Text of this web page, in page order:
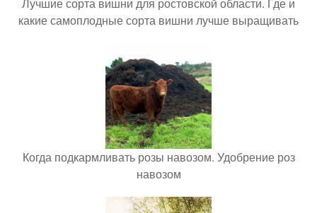
Лучшие сорта вишни для ростовской области. Где и
какие самоплодные сорта вишни лучше выращивать
Когда подкармливать розы навозом. Удобрение роз
навозом